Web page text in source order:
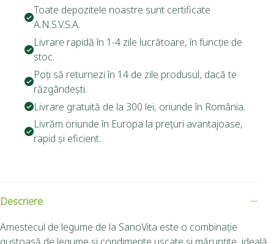
Toate depozitele noastre sunt certificate
A.N.S.V.S.A.
Livrare rapidă în 1-4 zile lucrătoare, în funcție de
stoc.
Poți să returnezi în 14 de zile produsul, dacă te
răzgândești.
Livrare gratuită de la 300 lei, oriunde în România.
Livrăm oriunde în Europa la prețuri avantajoase,
rapid și eficient.
Descriere
Amestecul de legume de la SanoVita este o combinație